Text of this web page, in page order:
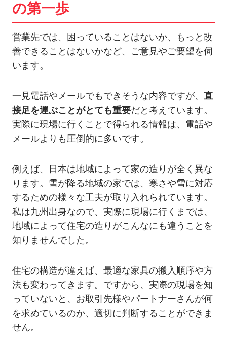
の第一歩
営業先では、困っていることはないか、もっと改
善できることはないかなど、ご意見やご要望を伺
います。
一見電話やメールでもできそうな内容ですが、 直
接足を運ぶことがとても重要だと考えています。
実際に現場に行くことで得られる情報は、電話や
メールよりも圧倒的に多いです。
例えば、日本は地域によって家の造りが全く異な
ります。雪が降る地域の家では、寒さや雪に対応
するための様々な工夫が取り入れられています。
私は九州出身なので、実際に現場に行くまでは、
地域によって住宅の造りがこんなにも違うことを
知りませんでした。
住宅の構造が違えば、最適な家具の搬入順序や方
法も変わってきます。ですから、実際の現場を知
っていないと、お取引先様やパートナーさんが何
を求めているのか、適切に判断することができま
せん。